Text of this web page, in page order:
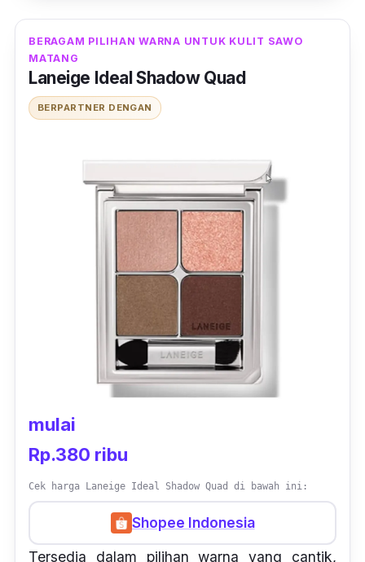
BERAGAM PILIHAN WARNA UNTUK KULIT SAWO
MATANG
Laneige Ideal Shadow Quad
BERPARTNER DENGAN
mulai
Rp.380 ribu
Cek harga Laneige Ideal Shadow Quad di bawah ini:
Shopee Indonesia
Tersedia dalam pilihan warna yang cantik,